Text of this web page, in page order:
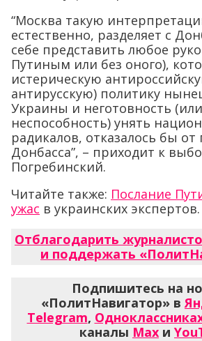
“Москва такую
естественно, разделяет с
себе представить любое
Путиным или без оного),
истерическую
антирусскую) политику
Украины и неготовность (или
неспособность) унять
радикалов, отказалось бы
Донбасса”, – приходит к
Погребинский.
Читайте также: Послание
ужас в украинских экспертов.
Отблагодарить
и поддержать
Подпишитесь на
«ПолитНавигатор» в
Telegram,
каналы Max и